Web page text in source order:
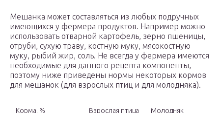
Мешанка может составляться из любых подручных
имеющихся у фермера продуктов. Например можно
использовать отварной картофель, зерно пшеницы,
отруби, сухую траву, костную муку, мясокостную
муку, рыбий жир, соль. Не всегда у фермера имеются
необходимые для данного рецепта компоненты,
поэтому ниже приведены нормы некоторых кормов
для мешанок (для взрослых птиц и для молодняка).
Корма, % Взрослая птица Молодняк